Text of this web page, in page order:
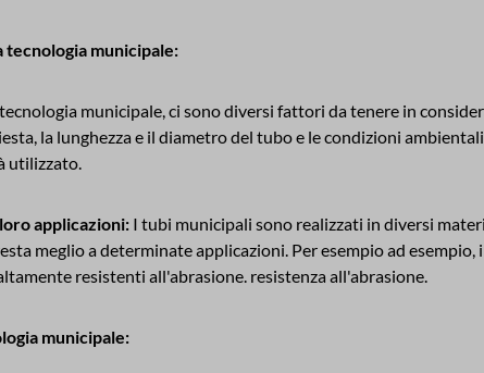
municipale:
municipale, ci sono diversi fattori da tenere in
la lunghezza e il diametro del tubo e le condizioni
utilizzato.
applicazioni: I tubi municipali sono realizzati in diversi
meglio a determinate applicazioni. Per esempio ad
resistenti all'abrasione. resistenza all'abrasione.
municipale: